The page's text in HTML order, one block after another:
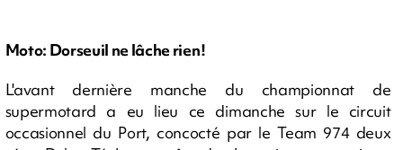
Moto: Dorseuil ne lâche rien!
L'avant dernière manche du championnat de
supermotard a eu lieu ce dimanche sur le circuit
occasionnel du Port, concocté par le Team 974 deux